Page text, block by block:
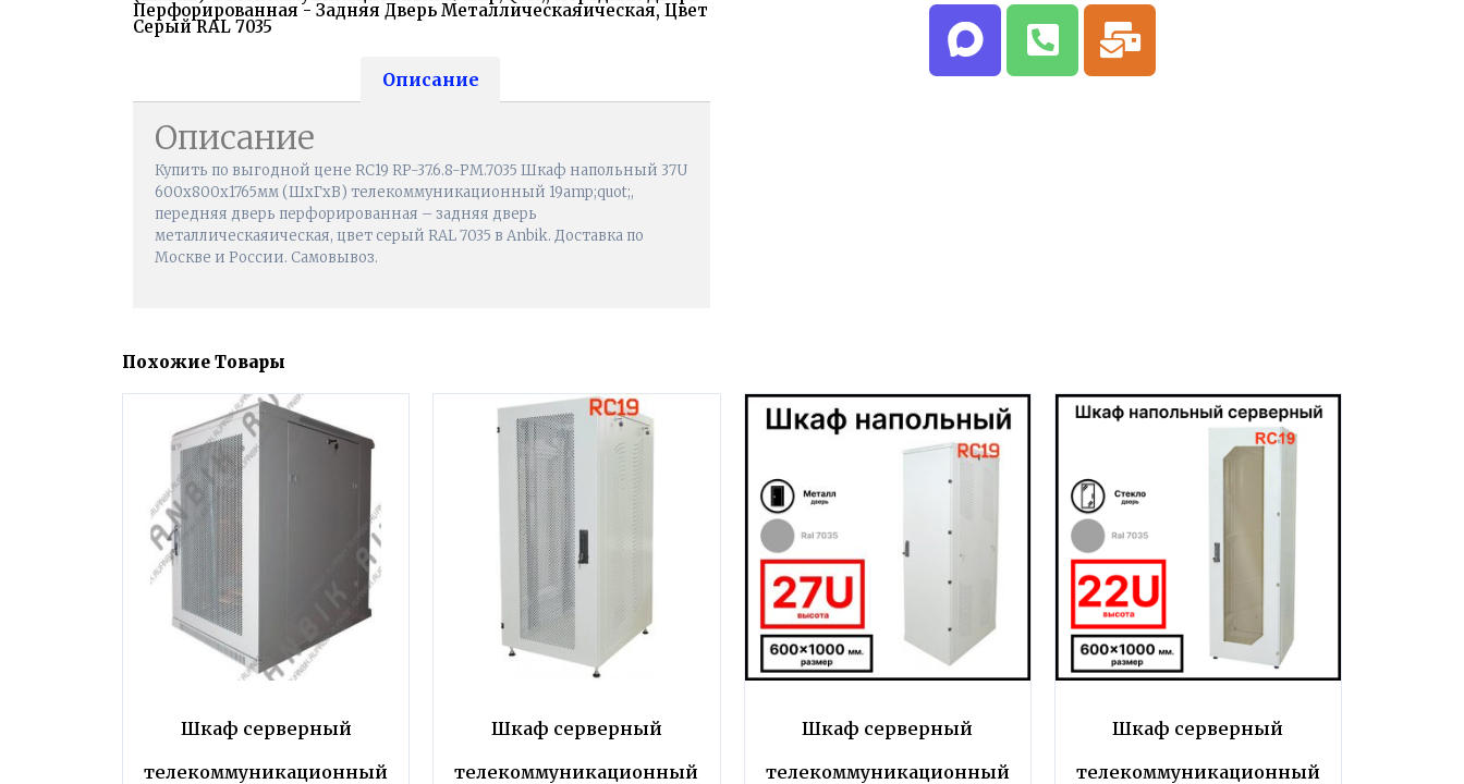
Перфорированная - Задняя Дверь Металлическаяическая, Цвет
Серый RAL 7035
Описание
Описание
Купить по выгодной цене RC19 RP-37.6.8-PM.7035 Шкаф напольный 37U
600x800x1765мм (ШхГхВ) телекоммуникационный 19amp;quot;,
передняя дверь перфорированная – задняя дверь
металлическаяическая, цвет серый RAL 7035 в Anbik. Доставка по
Москве и России. Самовывоз.
Похожие Товары
Шкаф серверный
телекоммуникационный
Шкаф серверный
телекоммуникационный
Шкаф серверный
телекоммуникационный
Шкаф серверный
телекоммуникационный